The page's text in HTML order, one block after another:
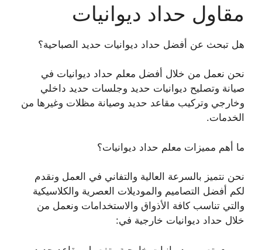
مقاول حداد ديوانيات
هل تبحث عن أفضل حداد ديوانيات حديد الصباحية؟
نحن نعمل من خلال أفضل معلم حداد ديوانيات في
صيانة وتصليح ديوانيات حديد وجلسات حديد داخلي
وخارجي وتركيب مقاعد حديد وصيانة مظلات وغيرها من
الخدمات.
ما أهم مميزات معلم حداد ديوانيات؟
نحن نتميز بالسرعة العالية والتفاني في العمل ونقدم
لكم أفضل التصاميم والموديلات العصرية والكلاسيكية
والتي تناسب كافة الأذواق والاستخدامات ونعمل من
خلال حداد ديوانيات خارجية في: